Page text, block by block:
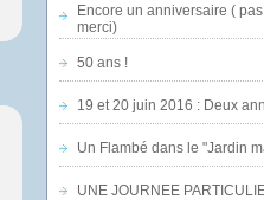
Encore un anniversaire (
merci)
50 ans !
19 et 20 juin 2016 : Deux
Un Flambé dans le "Jardin
UNE JOURNEE